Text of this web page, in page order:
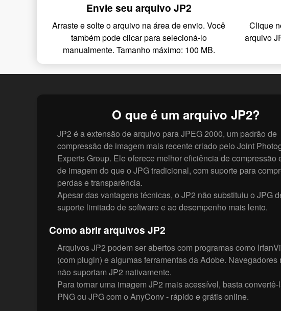
Envie seu arquivo JP2
Arraste e solte o arquivo na área de envio. Você
também pode clicar para selecioná-lo
manualmente. Tamanho máximo: 100 MB.
Clique
arquivo
O que é um arquivo JP2?
JP2 é a extensão de arquivo para JPEG 2000, um padrão de
compressão de imagem mais recente criado pelo Joint
Experts Group. Ele oferece melhor eficiência de compressão
de imagem do que o JPG tradicional, com suporte para
perdas e transparência.
Apesar das vantagens técnicas, o JP2 não substituiu o JPG
suporte limitado de software e ao desempenho mais lento.
Como abrir arquivos JP2
Arquivos JP2 podem ser abertos com programas como
(com plugin) e algumas ferramentas da Adobe. Navegadores
não suportam JP2 nativamente.
Para tornar uma imagem JP2 mais acessível, basta
PNG ou JPG com o AnyConv - rápido e grátis online.